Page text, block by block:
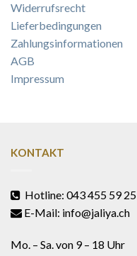
Widerrufsrecht
Lieferbedingungen
Zahlungsinformationen
AGB
Impressum
KONTAKT
Hotline: 043 455 59 25
E-Mail: info@jaliya.ch
Mo. – Sa. von 9 – 18 Uhr